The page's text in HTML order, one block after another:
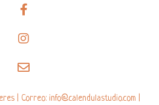
| Correo: info@calendulastudio.com |